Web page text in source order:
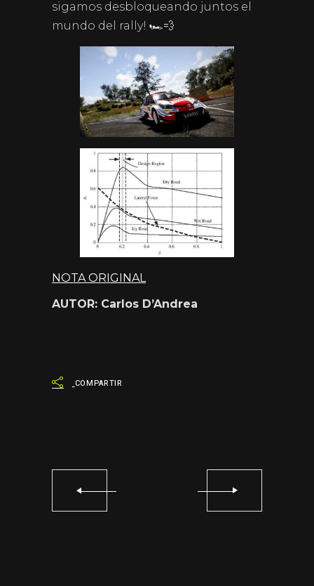
sigamos desbloqueando juntos el
mundo del rally! 🏎️💨
NOTA ORIGINAL
AUTOR: Carlos D’Andrea
COMPARTIR